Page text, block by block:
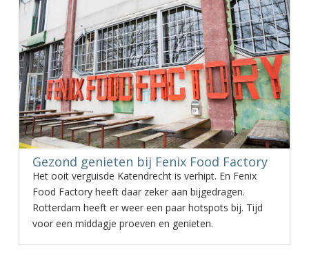
Gezond genieten bij Fenix Food Factory
Het ooit verguisde Katendrecht is verhipt. En Fenix
Food Factory heeft daar zeker aan bijgedragen.
Rotterdam heeft er weer een paar hotspots bij. Tijd
voor een middagje proeven en genieten.